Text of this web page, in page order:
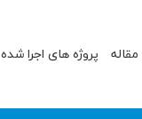
مقاله پروژه های اجرا شده